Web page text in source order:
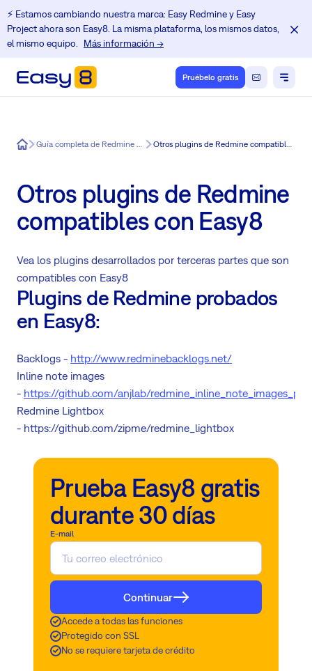
⚡️ Estamos cambiando nuestra marca: Easy Redmine y Easy
Project ahora son Easy8. La misma plataforma, los mismos datos,
el mismo equipo.
Más información →
Pruébelo gratis
Easy8 Guía completa de Redmine con Easy8 Otros plugins de Redmine compatibles con Easy8
Otros plugins de Redmine
compatibles con Easy8
Vea los plugins desarrollados por terceras partes que son
compatibles con Easy8
Plugins de Redmine probados
en Easy8:
Backlogs - http://www.redminebacklogs.net/
Inline note images
- https://github.com/anjlab/
Redmine Lightbox
- https://github.com/zipme/redmine_lightbox
Prueba Easy8 gratis
durante 30 días
E-mail
Continuar
Accede a todas las funciones
Protegido con SSL
No se requiere tarjeta de crédito